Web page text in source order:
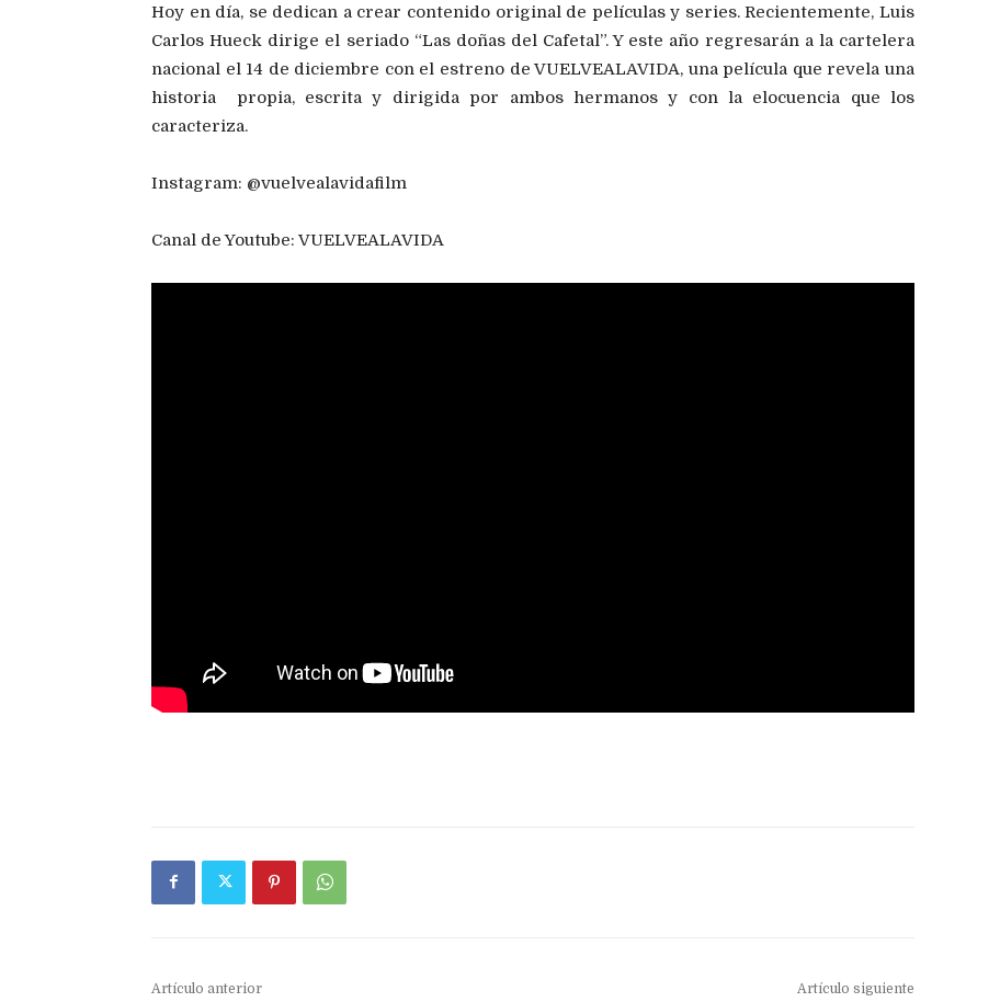
Hoy en día, se dedican a crear contenido original de películas y series. Recientemente, Luis
Carlos Hueck dirige el seriado “Las doñas del Cafetal”. Y este año regresarán a la cartelera
nacional el 14 de diciembre con el estreno de VUELVEALAVIDA, una película que revela una
historia propia, escrita y dirigida por ambos hermanos y con la elocuencia que los
caracteriza.
Instagram: @vuelvealavidafilm
Canal de Youtube: VUELVEALAVIDA
Artículo anterior Artículo siguiente